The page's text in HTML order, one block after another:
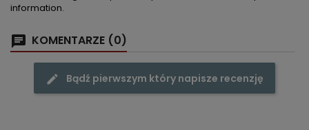
information.
KOMENTARZE (0)
Bądź pierwszym który napisze recenzję